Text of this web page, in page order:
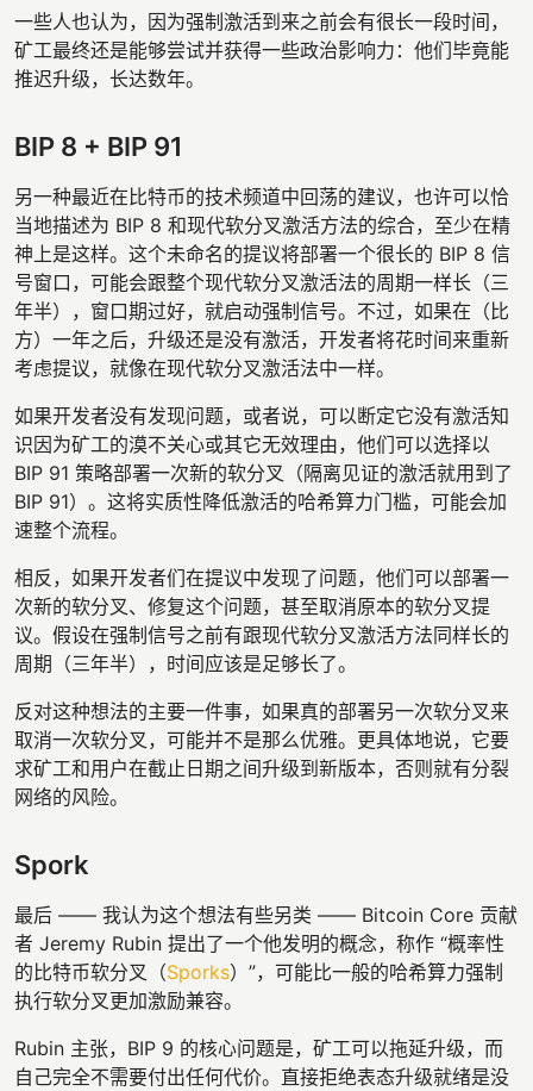
一些人也认为，因为强制激活到来之前会有很长一段时间，
矿工最终还是能够尝试并获得一些政治影响力：他们毕竟能
推迟升级，长达数年。
BIP 8 + BIP 91
另一种最近在比特币的技术频道中回荡的建议，也许可以恰
当地描述为 BIP 8 和现代软分叉激活方法的综合，至少在精
神上是这样。这个未命名的提议将部署一个很长的 BIP 8 信
号窗口，可能会跟整个现代软分叉激活法的周期一样长（三
年半），窗口期过好，就启动强制信号。不过，如果在（比
方）一年之后，升级还是没有激活，开发者将花时间来重新
考虑提议，就像在现代软分叉激活法中一样。
如果开发者没有发现问题，或者说，可以断定它没有激活知
识因为矿工的漠不关心或其它无效理由，他们可以选择以
BIP 91 策略部署一次新的软分叉（隔离见证的激活就用到了
BIP 91）。这将实质性降低激活的哈希算力门槛，可能会加
速整个流程。
相反，如果开发者们在提议中发现了问题，他们可以部署一
次新的软分叉、修复这个问题，甚至取消原本的软分叉提
议。假设在强制信号之前有跟现代软分叉激活方法同样长的
周期（三年半），时间应该是足够长了。
反对这种想法的主要一件事，如果真的部署另一次软分叉来
取消一次软分叉，可能并不是那么优雅。更具体地说，它要
求矿工和用户在截止日期之间升级到新版本，否则就有分裂
网络的风险。
Spork
最后 —— 我认为这个想法有些另类 —— Bitcoin Core 贡献
者 Jeremy Rubin 提出了一个他发明的概念，称作 “概率性
的比特币软分叉（Sporks）”，可能比一般的哈希算力强制
执行软分叉更加激励兼容。
Rubin 主张，BIP 9 的核心问题是，矿工可以拖延升级，而
自己完全不需要付出任何代价。直接拒绝表态升级就绪是没